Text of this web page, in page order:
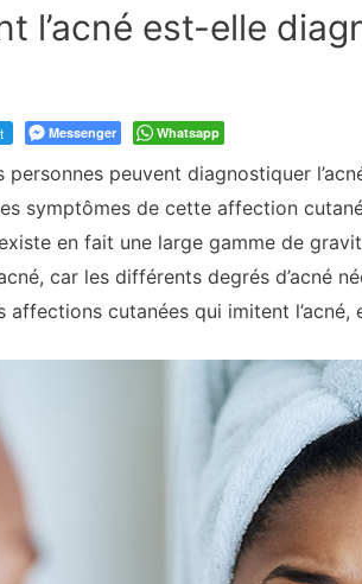
l’acné est-elle
Messenger Whatsapp
personnes peuvent diagnostiquer
symptômes de cette affection
en fait une large gamme de
car les différents degrés d’acné
affections cutanées qui imitent